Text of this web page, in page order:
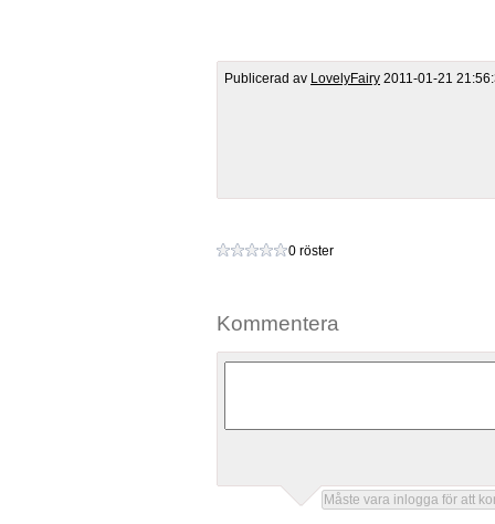
Publicerad av LovelyFairy 2011-01-21
0 röster
Kommentera